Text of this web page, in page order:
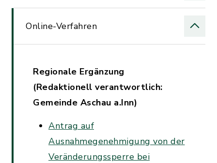
Online-Verfahren
Regionale Ergänzung
(Redaktionell verantwortlich:
Gemeinde Aschau a.Inn)
Antrag auf
Ausnahmegenehmigung von der
Veränderungssperre bei